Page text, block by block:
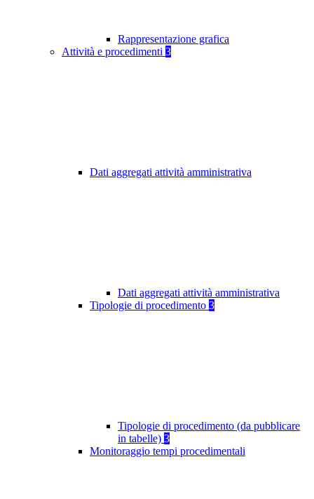
Rappresentazione grafica
Attività e procedimenti 3
Dati aggregati attività amministrativa
Dati aggregati attività amministrativa
Tipologie di procedimento 3
Tipologie di procedimento (da pubblicare
in tabelle) 3
Monitoraggio tempi procedimentali